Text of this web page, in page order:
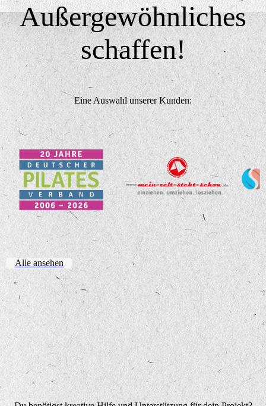
Außergewöhnliches
schaffen!
Eine Auswahl unserer Kunden:
Alle ansehen